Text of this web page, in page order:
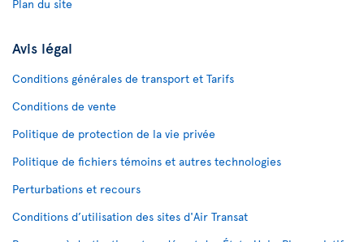
Plan du site
Avis légal
Conditions générales de transport et Tarifs
Conditions de vente
Politique de protection de la vie privée
Politique de fichiers témoins et autres technologies
Perturbations et recours
Conditions d’utilisation des sites d'Air Transat